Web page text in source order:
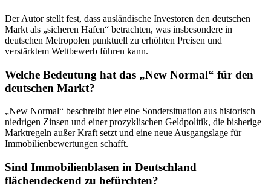
Der Autor stellt fest, dass ausländische Investoren den deutschen
Markt als „sicheren Hafen“ betrachten, was insbesondere in
deutschen Metropolen punktuell zu erhöhten Preisen und
verstärktem Wettbewerb führen kann.
Welche Bedeutung hat das „New Normal“ für den
deutschen Markt?
„New Normal“ beschreibt hier eine Sondersituation aus historisch
niedrigen Zinsen und einer prozyklischen Geldpolitik, die bisherige
Marktregeln außer Kraft setzt und eine neue Ausgangslage für
Immobilienbewertungen schafft.
Sind Immobilienblasen in Deutschland
flächendeckend zu befürchten?